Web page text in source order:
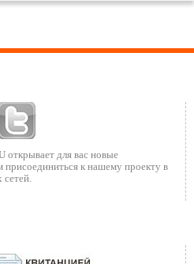
открывает для вас новые
к нашему проекту в
сетей.